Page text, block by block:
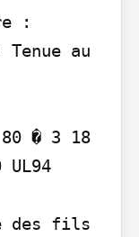
:
au
80 � 3 18
UL94
des fils